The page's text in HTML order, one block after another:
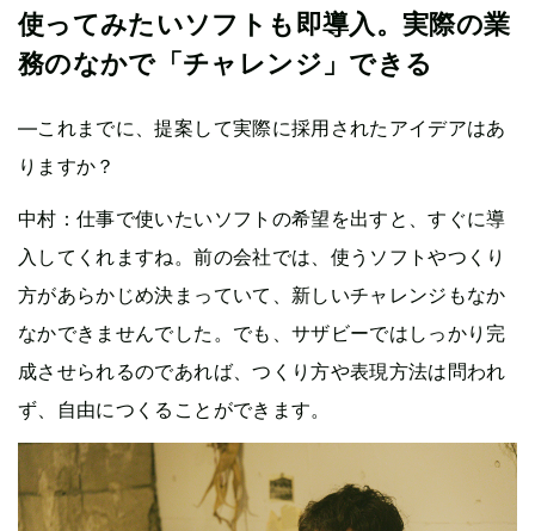
使ってみたいソフトも即導入。実際の業
務のなかで「チャレンジ」できる
—これまでに、提案して実際に採用されたアイデアはあ
りますか？
中村：仕事で使いたいソフトの希望を出すと、すぐに導
入してくれますね。前の会社では、使うソフトやつくり
方があらかじめ決まっていて、新しいチャレンジもなか
なかできませんでした。でも、サザビーではしっかり完
成させられるのであれば、つくり方や表現方法は問われ
ず、自由につくることができます。